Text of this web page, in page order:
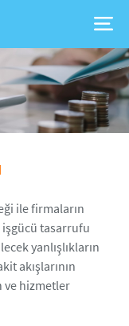
ile firmaların
tasarrufu
yanlışlıkların
akışlarının
ve hizmetler